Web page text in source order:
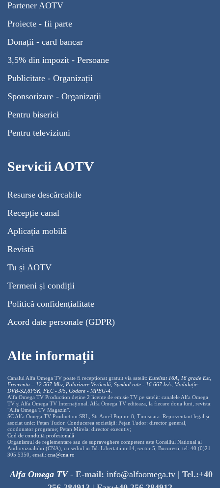
Partener AOTV
Proiecte - fii parte
Donații - card bancar
3,5% din impozit - Persoane
Publicitate - Organizații
Sponsorizare - Organizații
Pentru biserici
Pentru televiziuni
Servicii AOTV
Resurse descărcabile
Recepție canal
Aplicația mobilă
Revistă
Tu și AOTV
Termeni și condiții
Politică confidențialitate
Acord date personale (GDPR)
Alte informații
Canalul Alfa Omega TV poate fi recepționat gratuit via satelit: Eutelsat 16A, 16 grade Est,
Frecventa – 12.567 Mhz, Polarizare Verticală, Symbol rate - 16.667 ks/s, Modulație:
DVB-S2,8PSK, FEC - 3/5, Codare - MPEG-4
Alfa Omega TV Production deține 2 licențe de emisie TV pe satelit: canalele Alfa Omega
TV și Alfa Omega TV Internațional. Alfa Omega TV editeaza, la fiecare doua luni, revista:
"Alfa Omega TV Magazin".
SC Alfa Omega TV Production SRL, Str Aurel Pop nr. 8, Timisoara. Reprezentant legal și
asociat unic: Pețan Tudor. Conducerea societății: Pețan Tudor: director general,
coodonator programe; Pețan Mirela: director executiv;
Cod de conduită profesională
Organismul de reglementare sau de supraveghere competent este Consiliul National al
Audiovizualului (CNA), cu sediul in Bd. Libertatii nr.14, sector 5, Bucuresti, tel: 40 (0)21
305 5350, email: cna@cna.ro
Alfa Omega TV- E-mail: info@alfaomega.tv | Tel.:+40